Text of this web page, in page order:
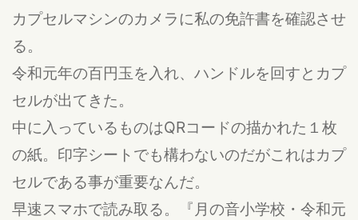
カプセルマシンのカメラに私の免許書を確認させ
る。
令和元年の百円玉を入れ、ハンドルを回すとカプ
セルが出てきた。
中に入っているものはQRコードの描かれた１枚
の紙。印字シートでも構わないのだがこれはカプ
セルである事が重要なんだ。
早速スマホで読み取る。『月の音小学校・令和元